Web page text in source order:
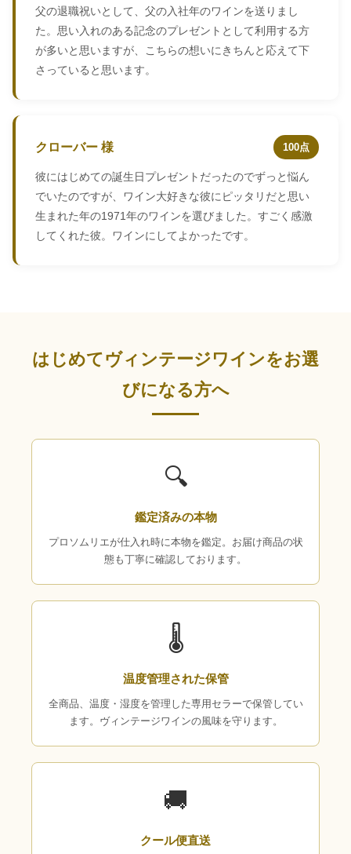
父の退職祝いとして、父の入社年のワインを送りまし
た。思い入れのある記念のプレゼントとして利用する方
が多いと思いますが、こちらの想いにきちんと応えて下
さっていると思います。
クローバー 様 100点
彼にはじめての誕生日プレゼントだったのでずっと悩ん
でいたのですが、ワイン大好きな彼にピッタリだと思い
生まれた年の1971年のワインを選びました。すごく感激
してくれた彼。ワインにしてよかったです。
はじめてヴィンテージワインをお選
びになる方へ
🔍
鑑定済みの本物
プロソムリエが仕入れ時に本物を鑑定。お届け商品の状
態も丁寧に確認しております。
🌡
温度管理された保管
全商品、温度・湿度を管理した専用セラーで保管してい
ます。ヴィンテージワインの風味を守ります。
🚚
クール便直送